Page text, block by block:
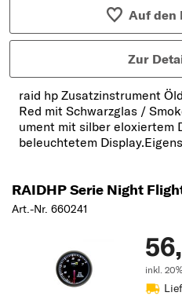
Auf den
Zur
raid hp Zusatzinstrument
Red mit Schwarzglas /
ument mit silber eloxiertem
beleuchtetem
RAIDHP Serie Night
Art.-Nr. 660241
inkl.